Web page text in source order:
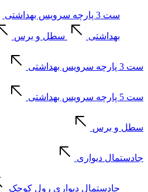
ست 3 پارچه سرویس بهداشتی
بهداشتی سطل و برس
ست 3 پارچه سرویس بهداشتی
ست 5 پارچه سرویس بهداشتی
سطل و برس
جادستمال دیواری
جادستمال دیواری رول کوچک